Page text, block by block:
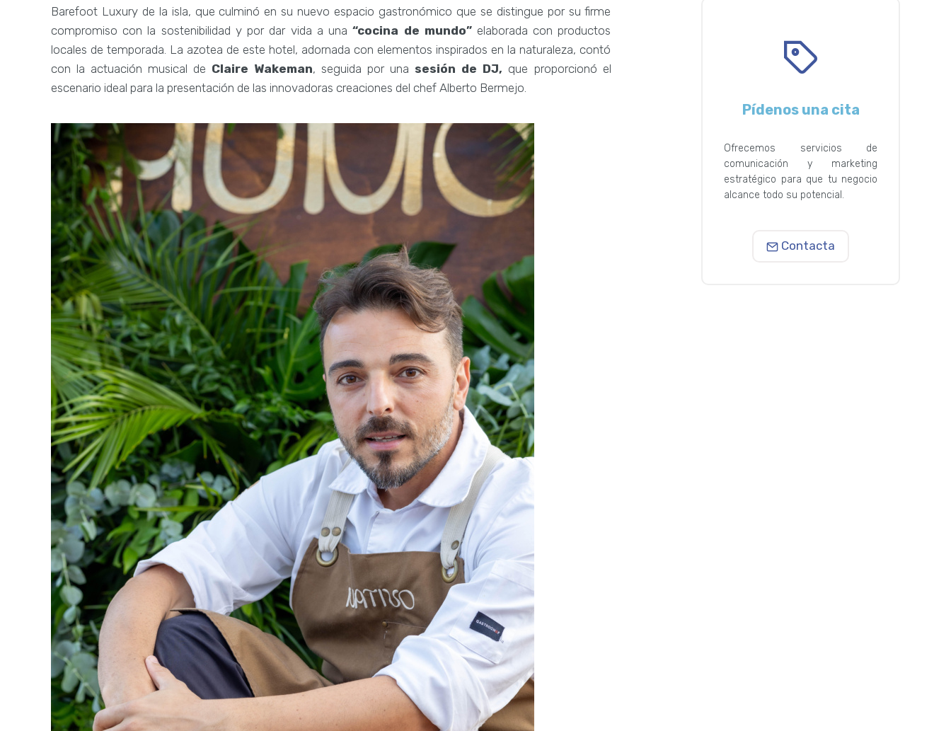
Barefoot Luxury de la isla, que culminó en su nuevo espacio gastronómico que se distingue por su firme
compromiso con la sostenibilidad y por dar vida a una“cocina de mundo”elaborada con productos
locales de temporada. La azotea de este hotel, adornada con elementos inspirados en la naturaleza, contó
con la actuación musical de Claire Wakeman, seguida por una sesión de DJ, que proporcionó el
escenario ideal para la presentación de las innovadoras creaciones del chef Alberto Bermejo.
Pídenos una cita
Ofrecemos servicios de
comunicación y marketing
estratégico para que tu negocio
alcance todo su potencial.
Contacta